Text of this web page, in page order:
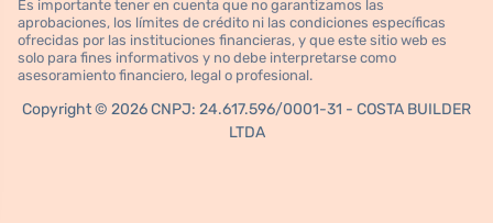
Es importante tener en cuenta que no garantizamos las
aprobaciones, los límites de crédito ni las condiciones específicas
ofrecidas por las instituciones financieras, y que este sitio web es
solo para fines informativos y no debe interpretarse como
asesoramiento financiero, legal o profesional.
Copyright © 2026 CNPJ: 24.617.596/0001-31 - COSTA BUILDER
LTDA